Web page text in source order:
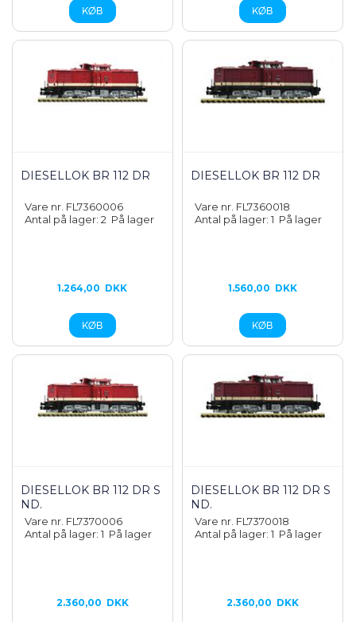
DIESELLOK BR 112 DR
Vare nr. FL7360006
Antal på lager: 2 På lager
1.264,00 DKK
DIESELLOK BR 112 DR
Vare nr. FL7360018
Antal på lager: 1 På lager
1.560,00 DKK
DIESELLOK BR 112 DR S
ND.
Vare nr. FL7370006
Antal på lager: 1 På lager
2.360,00 DKK
DIESELLOK BR 112 DR S
ND.
Vare nr. FL7370018
Antal på lager: 1 På lager
2.360,00 DKK